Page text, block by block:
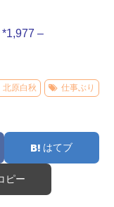
–
北原白秋 仕事ぶり
はてブ
ピー